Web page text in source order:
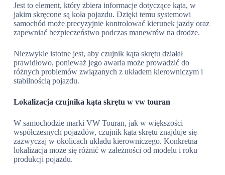
Jest to element, który zbiera informacje dotyczące kąta, w
jakim skręcone są koła pojazdu. Dzięki temu systemowi
samochód może precyzyjnie kontrolować kierunek jazdy oraz
zapewniać bezpieczeństwo podczas manewrów na drodze.
Niezwykle istotne jest, aby czujnik kąta skrętu działał
prawidłowo, ponieważ jego awaria może prowadzić do
różnych problemów związanych z układem kierowniczym i
stabilnością pojazdu.
Lokalizacja czujnika kąta skrętu w vw touran
W samochodzie marki VW Touran, jak w większości
współczesnych pojazdów, czujnik kąta skrętu znajduje się
zazwyczaj w okolicach układu kierowniczego. Konkretna
lokalizacja może się różnić w zależności od modelu i roku
produkcji pojazdu.